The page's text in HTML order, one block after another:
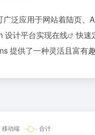
泛应用于网站着陆页、
设计平台实现在线
快速
提供了一种灵活且富有
成为浙江大学老师